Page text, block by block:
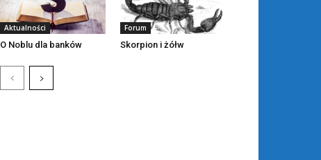
Aktualności
O Noblu dla banków
Forum
Skorpion i żółw